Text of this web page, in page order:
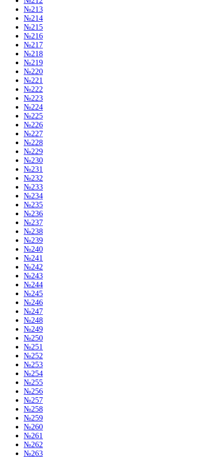
№213
№214
№215
№216
№217
№218
№219
№220
№221
№222
№223
№224
№225
№226
№227
№228
№229
№230
№231
№232
№233
№234
№235
№236
№237
№238
№239
№240
№241
№242
№243
№244
№245
№246
№247
№248
№249
№250
№251
№252
№253
№254
№255
№256
№257
№258
№259
№260
№261
№262
№263